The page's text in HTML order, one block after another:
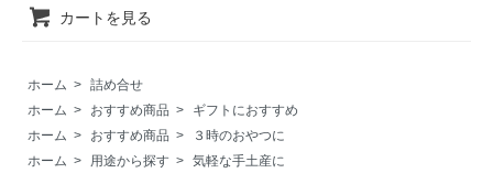
カートを見る
ホーム > 詰め合せ
ホーム > おすすめ商品 >
ギフトにおすすめ
ホーム > おすすめ商品 >
３時のおやつに
ホーム > 用途から探す > 気軽な手土産に